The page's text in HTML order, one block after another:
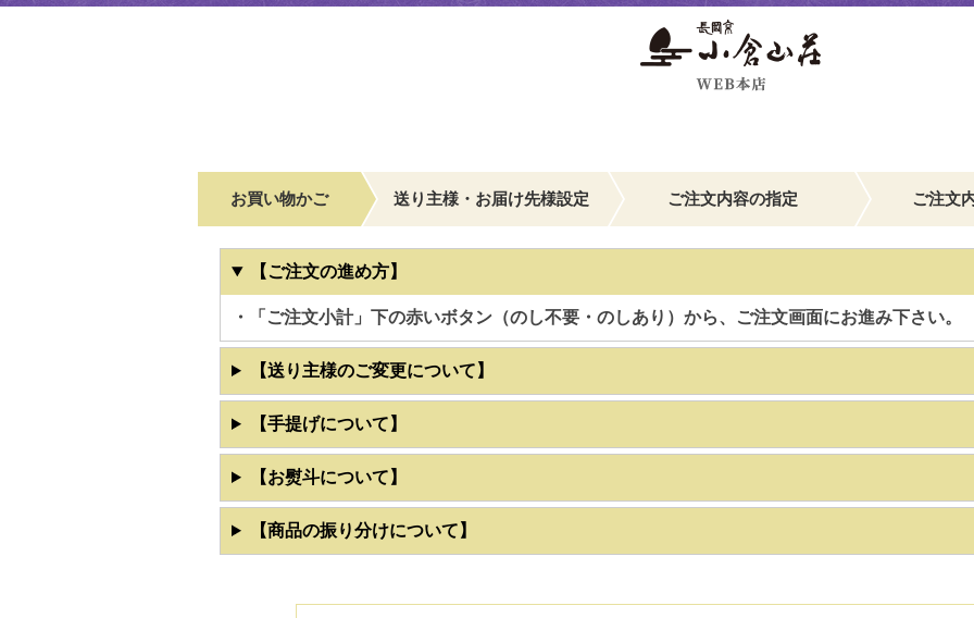
お買い物かご 送り主様・お届け先様設定 ご注文内容の指定 ご注文
【ご注文の進め方】
・「ご注文小計」下の赤いボタン（のし不要・のしあり）から、ご注文画面にお進み下さい。
【送り主様のご変更について】
【手提げについて】
【お熨斗について】
【商品の振り分けについて】